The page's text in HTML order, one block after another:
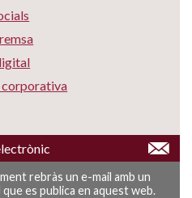
rebràs un e-mail amb un
que es publica en aquest web.